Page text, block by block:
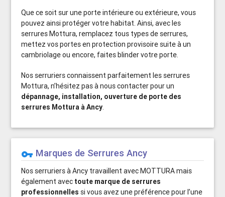
Que ce soit sur une porte intérieure ou extérieure, vous
pouvez ainsi protéger votre habitat. Ainsi, avec les
serrures Mottura, remplacez tous types de serrures,
mettez vos portes en protection provisoire suite à un
cambriolage ou encore, faites blinder votre porte.
Nos serruriers connaissent parfaitement les serrures
Mottura, n’hésitez pas à nous contacter pour un
dépannage, installation, ouverture de porte des
serrures Mottura à Ancy.
vpn_key Marques de Serrures Ancy
Nos serruriers à Ancy travaillent avec MOTTURA mais
également avec toute marque de serrures
professionnelles si vous avez une préférence pour l’une